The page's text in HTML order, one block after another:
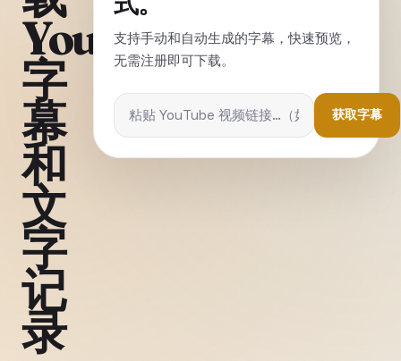
YouTube
字
幕
和
文
字
记
录
支持手动和自动生成的字幕，快速预览，
无需注册即可下载。
获取字幕